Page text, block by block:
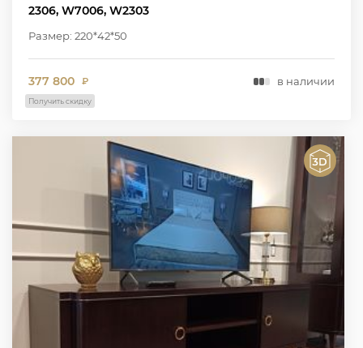
2306, W7006, W2303
Размер: 220*42*50
377 800 ₽ в наличии
Получить скидку